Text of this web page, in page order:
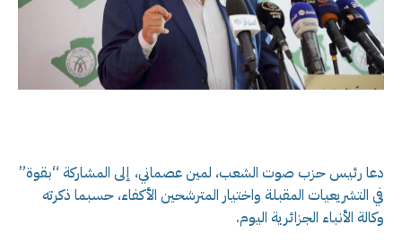
دعا رئيس حزب صوت الشعب، لمين عصماني، إلى المشاركة “بقوة”
في التشريعيات المقبلة واختيار المترشحين الأكفاء، حسبما ذكرته
وكالة الأنباء الجزائرية اليوم.